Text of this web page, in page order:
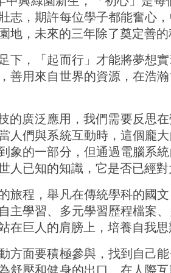
志，期許每位學子都能奮心
地，未來的三年除了奠定善
下，「起而行」才能將夢想
善用來自世界的資源，在浩
的廣泛應用，我們需要反思
人們與系統互動時，這個龐
象的一部分，但通過電腦系
人已知的知識，它是否已經
旅程，舉凡在傳統學科的國
主學習、多元學習歷程檔案
在巨人的肩膀上，培養自我思
方面要積極參與，找到自己
舒壓和健身的出口。在人際